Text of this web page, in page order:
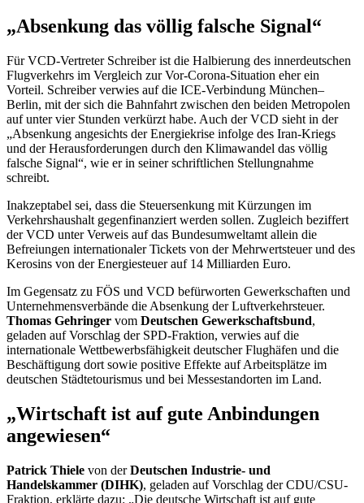
„Absenkung das völlig falsche Signal“
Für VCD-Vertreter Schreiber ist die Halbierung des innerdeutschen
Flugverkehrs im Vergleich zur Vor-Corona-Situation eher ein
Vorteil. Schreiber verwies auf die ICE-Verbindung München–
Berlin, mit der sich die Bahnfahrt zwischen den beiden Metropolen
auf unter vier Stunden verkürzt habe. Auch der VCD sieht in der
„Absenkung angesichts der Energiekrise infolge des Iran-Kriegs
und der Herausforderungen durch den Klimawandel das völlig
falsche Signal“, wie er in seiner schriftlichen Stellungnahme
schreibt.
Inakzeptabel sei, dass die Steuersenkung mit Kürzungen im
Verkehrshaushalt gegenfinanziert werden sollen. Zugleich beziffert
der VCD unter Verweis auf das Bundesumweltamt allein die
Befreiungen internationaler Tickets von der Mehrwertsteuer und des
Kerosins von der Energiesteuer auf 14 Milliarden Euro.
Im Gegensatz zu FÖS und VCD befürworten Gewerkschaften und
Unternehmensverbände die Absenkung der Luftverkehrsteuer.
Thomas Gehringer vom Deutschen Gewerkschaftsbund,
geladen auf Vorschlag der SPD-Fraktion, verwies auf die
internationale Wettbewerbsfähigkeit deutscher Flughäfen und die
Beschäftigung dort sowie positive Effekte auf Arbeitsplätze im
deutschen Städtetourismus und bei Messestandorten im Land.
„Wirtschaft ist auf gute Anbindungen
angewiesen“
Patrick Thiele von derDeutschen Industrie- und
Handelskammer (DIHK), geladen auf Vorschlag der CDU/CSU-
Fraktion, erklärte dazu: „Die deutsche Wirtschaft ist auf gute